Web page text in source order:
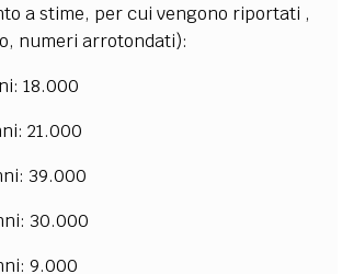
a stime, per cui vengono riportati ,
numeri arrotondati):
18.000
21.000
39.000
30.000
9.000